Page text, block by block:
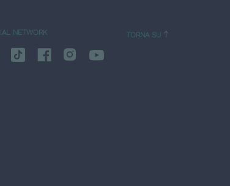
NETWORK TORNA SU